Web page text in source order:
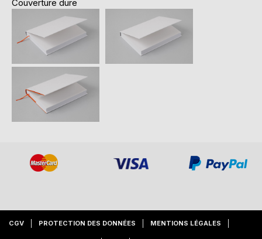
Couverture dure
CGV PROTECTION DES DONNÉES MENTIONS LÉGALES